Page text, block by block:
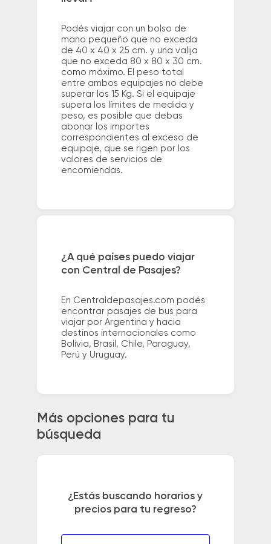
Podés viajar con un bolso de
mano pequeño que no exceda
de 40 x 40 x 25 cm. y una valija
que no exceda 80 x 80 x 30 cm.
como máximo. El peso total
entre ambos equipajes no debe
superar los 15 Kg. Si el equipaje
supera los límites de medida y
peso, es posible que debas
abonar los importes
correspondientes al exceso de
equipaje, que se rigen por los
valores de servicios de
encomiendas.
¿A qué países puedo viajar
con Central de Pasajes?
En Centraldepasajes.com podés
encontrar pasajes de bus para
viajar por Argentina y hacia
destinos internacionales como
Bolivia, Brasil, Chile, Paraguay,
Perú y Uruguay.
Más opciones para tu
búsqueda
¿Estás buscando horarios y
precios para tu regreso?